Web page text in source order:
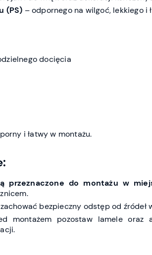
(PS) – odpornego na wilgoć, lekkiego i
docięcia
i łatwy w montażu.
przeznaczone do montażu w
bezpieczny odstęp od źródeł
montażem pozostaw lamele oraz